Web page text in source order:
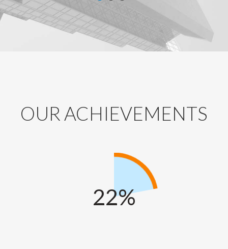
OUR ACHIEVEMENTS
22%
23%